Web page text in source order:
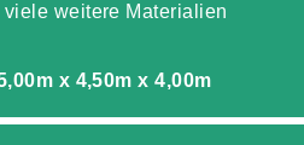
viele weitere Materialien
x 4,50m x 4,00m